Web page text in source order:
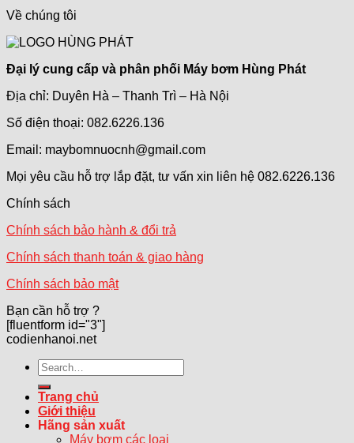
Về chúng tôi
Đại lý cung cấp và phân phối Máy bơm Hùng Phát
Địa chỉ: Duyên Hà – Thanh Trì – Hà Nội
Số điện thoại: 082.6226.136
Email: maybomnuocnh@gmail.com
Mọi yêu cầu hỗ trợ lắp đặt, tư vấn xin liên hệ 082.6226.136
Chính sách
Chính sách bảo hành & đổi trả
Chính sách thanh toán & giao hàng
Chính sách bảo mật
Bạn cần hỗ trợ ?
[fluentform id="3"]
codienhanoi.net
Search
for:
Trang chủ
Giới thiệu
Hãng sản xuất
Máy bơm các loại